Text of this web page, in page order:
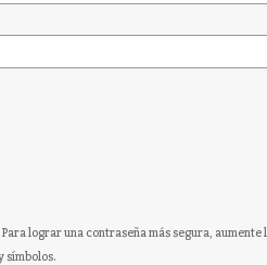
lograr una contraseña más segura, aumente
símbolos.